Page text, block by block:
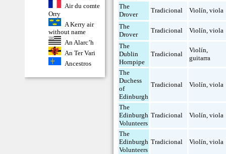
Air du comte
Orry
A Kerry air
without name
An Alarc’h
An Ter Vari
Ancestros
The
Drover
Tradicional Violín,viola
The
Drover
Tradicional Violín,viola
The
Dublin
Hornpipe
Tradicional
Violín,
guitarra
The
Duchess
of
Edinburgh
Tradicional Violín,viola
The
Edinburgh
Volunteers
Tradicional Violín,viola
The
Edinburgh
Volunteers
Tradicional Violín,viola